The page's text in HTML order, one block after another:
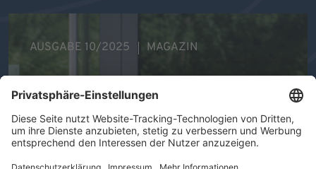
AUSGABE 10/2025 MAGAZIN